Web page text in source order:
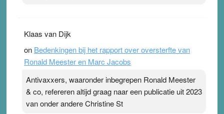
Klaas van Dijk
on Bedenkingen bij het rapport over oversterfte van
Ronald Meester en Marc Jacobs
Antivaxxers, waaronder inbegrepen Ronald Meester
& co, refereren altijd graag naar een publicatie uit 2023
van onder andere Christine St